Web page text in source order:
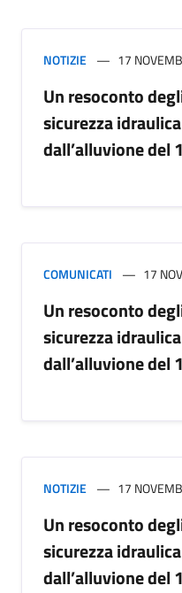
NOTIZIE 17
Un resoconto
sicurezza
dall’alluvione del
COMUNICATI 17
Un resoconto
sicurezza
dall’alluvione del
NOTIZIE 17
Un resoconto
sicurezza
dall’alluvione del